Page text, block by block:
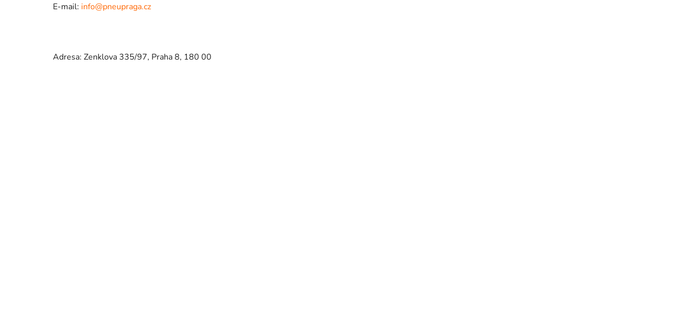
E-mail: info@pneupraga.cz
Adresa: Zenklova 335/97, Praha 8, 180 00